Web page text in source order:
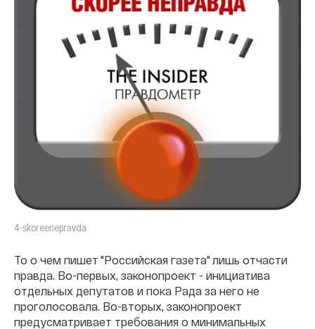
4-skoreenepravda
То о чем пишет "Российская газета" лишь отчасти
правда. Во-первых, законопроект - инициатива
отдельных депутатов и пока Рада за него не
проголосовала. Во-вторых, законопроект
предусматривает требования о минимальных